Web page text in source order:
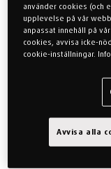
17.999 kr
Välj KÄNSLA
Fast
använder cookies (och
upplevelse på vår
anpassat innehåll på
cookies, avvisa icke-
cookie-inställningar.
Avvisa alla